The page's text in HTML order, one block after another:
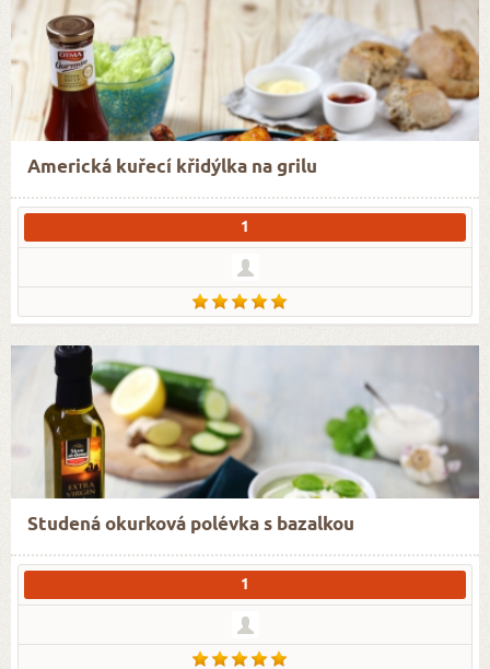
Americká kuřecí křidýlka na grilu
1
Studená okurková polévka s bazalkou
1